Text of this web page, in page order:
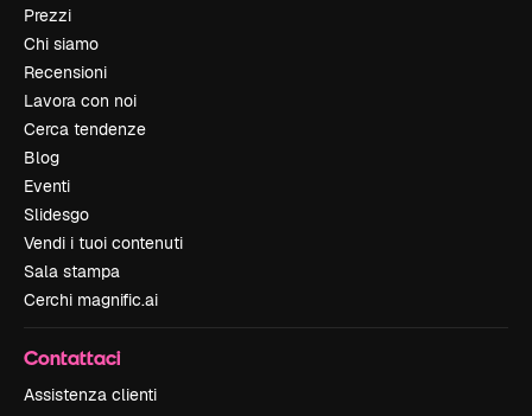
Prezzi
Chi siamo
Recensioni
Lavora con noi
Cerca tendenze
Blog
Eventi
Slidesgo
Vendi i tuoi contenuti
Sala stampa
Cerchi magnific.ai
Contattaci
Assistenza clienti